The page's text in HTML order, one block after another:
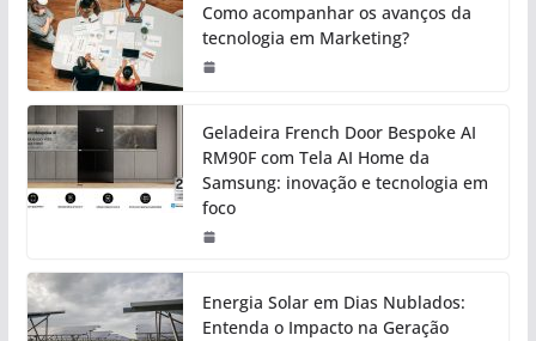
Como acompanhar os avanços da
tecnologia em Marketing?
Geladeira French Door Bespoke AI
RM90F com Tela AI Home da
Samsung: inovação e tecnologia em
foco
Energia Solar em Dias Nublados:
Entenda o Impacto na Geração